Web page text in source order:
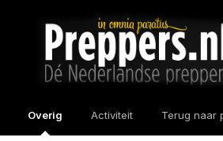
Overig Activiteit Terug naar